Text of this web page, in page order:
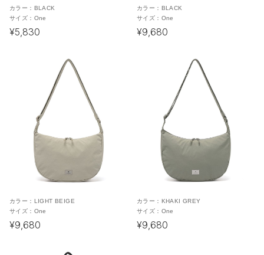
カラー： BLACK
サイズ： One
¥5,830
カラー： BLACK
サイズ： One
¥9,680
カラー： LIGHT BEIGE
サイズ： One
¥9,680
カラー： KHAKI GREY
サイズ： One
¥9,680